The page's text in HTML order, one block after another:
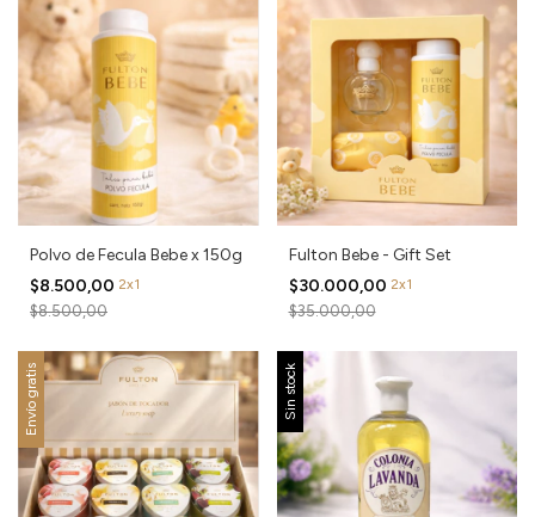
Polvo de Fecula Bebe x 150g
$8.500,00 2x1
$8.500,00
Fulton Bebe - Gift Set
$30.000,00 2x1
$35.000,00
Envío gratis Sin stock